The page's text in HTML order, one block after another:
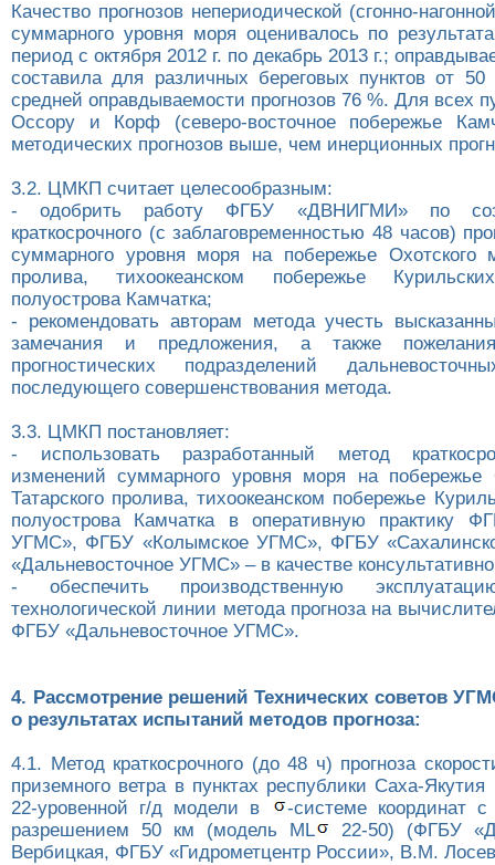
Качество прогнозов непериодической (сгонно-
суммарного уровня моря оценивалось по
период с октября 2012 г. по декабрь 2013 г.;
составила для различных береговых пунктов от
средней оправдываемости прогнозов 76 %. Для всех
Оссору и Корф (северо-восточное побережье
методических прогнозов выше, чем инерционных
3.2. ЦМКП считает целесообразным:
- одобрить работу ФГБУ «ДВНИГМИ» по
краткосрочного (с заблаговременностью 48 часов)
суммарного уровня моря на побережье Охотского
пролива, тихоокеанском побережье
полуострова Камчатка;
- рекомендовать авторам метода учесть
замечания и предложения, а также пожелания
прогностических подразделений
последующего совершенствования метода.
3.3. ЦМКП постановляет:
- использовать разработанный метод
изменений суммарного уровня моря на побережье
Татарского пролива, тихоокеанском побережье
полуострова Камчатка в оперативную практику
УГМС», ФГБУ «Колымское УГМС», ФГБУ
«Дальневосточное УГМС» – в качестве
- обеспечить производственную
технологической линии метода прогноза на
ФГБУ «Дальневосточное УГМС».
4. Рассмотрение решений Технических советов
о результатах испытаний методов прогноза:
4.1. Метод краткосрочного (до 48 ч) прогноза
приземного ветра в пунктах республики Саха-Якутия
22-уровенной г/д модели в
-системе координат с
разрешением 50 км (модель ML
22-50) (ФГБУ
Вербицкая, ФГБУ «Гидрометцентр России», В.М.